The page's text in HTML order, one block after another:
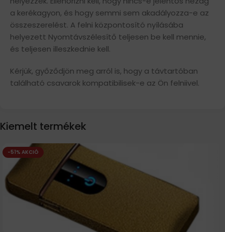
a kerékagyon, és hogy semmi sem akadályozza-e az
összeszerelést. A felni központosító nyílásába
helyezett Nyomtávszélesítő teljesen be kell mennie,
és teljesen illeszkednie kell.
Kérjük, győződjön meg arról is, hogy a távtartóban
található csavarok kompatibilisek-e az Ön felniivel.
Kiemelt termékek
-51% AKCIÓ